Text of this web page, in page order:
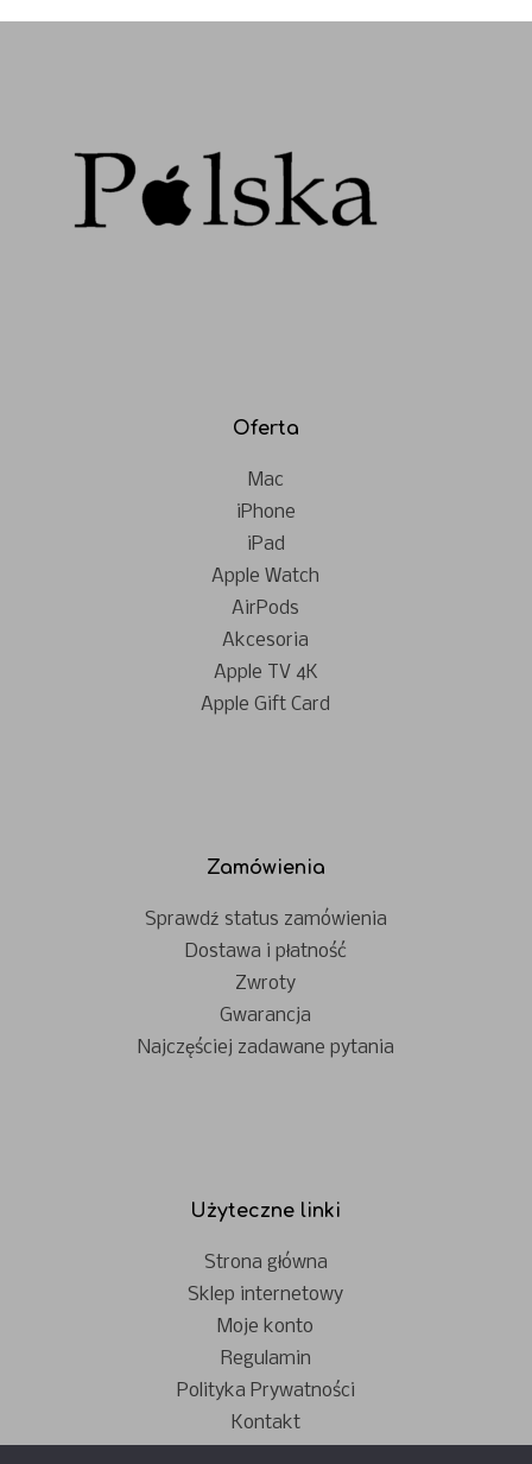
Oferta
Mac
iPhone
iPad
Apple Watch
AirPods
Akcesoria
Apple TV 4K
Apple Gift Card
Zamówienia
Sprawdź status zamówienia
Dostawa i płatność
Zwroty
Gwarancja
Najczęściej zadawane pytania
Użyteczne linki
Strona główna
Sklep internetowy
Moje konto
Regulamin
Polityka Prywatności
Kontakt